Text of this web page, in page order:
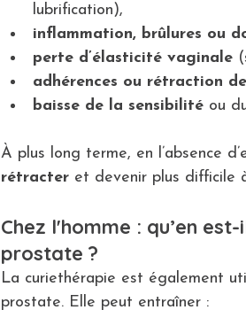
lubrification),
inflammation, brûlures ou
perte d’élasticité vaginale
adhérences ou rétraction
baisse de la sensibilité ou
À plus long terme, en l’absence
rétracter et devenir plus difficile
Chez l'homme : qu’en
prostate ?
La curiethérapie est également
prostate. Elle peut entraîner :